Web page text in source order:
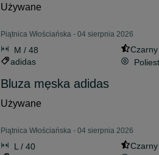
Używane
Piątnica Włościańska - 04 sierpnia 2026
M / 48
Czarny
adidas
Bluza męska adidas
Używane
Piątnica Włościańska - 04 sierpnia 2026
L / 40
Czarny